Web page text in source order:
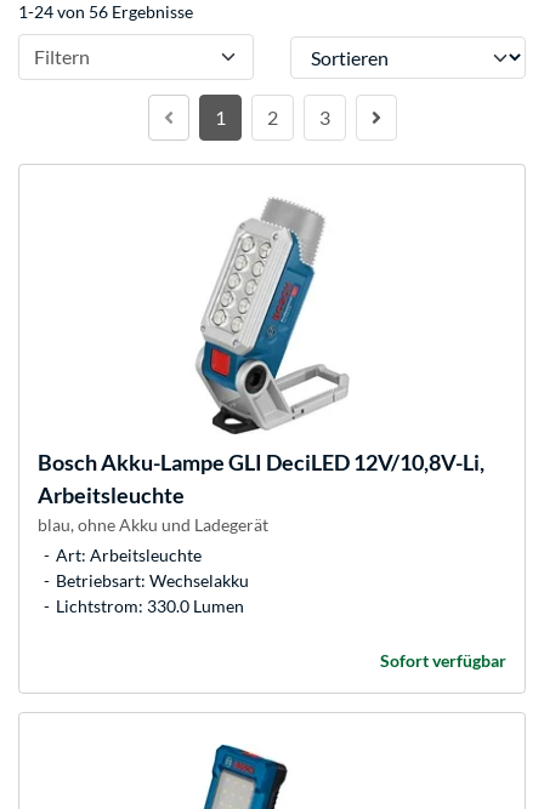
1-24 von 56 Ergebnisse
Filtern Sortieren
1 2 3
BoschAkku-Lampe GLI DeciLED 12V/10,8V-Li,
Arbeitsleuchte
blau, ohne Akku und Ladegerät
Art: Arbeitsleuchte
Betriebsart: Wechselakku
Lichtstrom: 330.0 Lumen
Sofort verfügbar